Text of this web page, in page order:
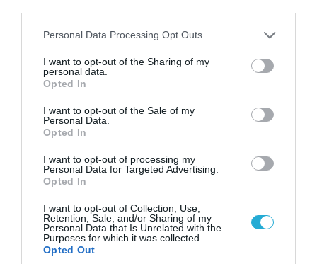
Please note that this website/app uses one or more Google
not limited to your visit or usage behaviour. You may click to
grant or deny consent to Google and its third-party tags to
use your data for below specified purposes in below Google
consent section.
Personal Data Processing Opt Outs
I want to opt-out of the Sharing of my
personal data.
Opted In
I want to opt-out of the Sale of my
Personal Data.
Opted In
I want to opt-out of processing my
Personal Data for Targeted Advertising.
Opted In
I want to opt-out of Collection, Use,
Retention, Sale, and/or Sharing of my
Personal Data that Is Unrelated with the
Purposes for which it was collected.
Opted Out
Ο Γιάννης Αλαφούζος «τέλειωσε» τον
Κωνσταντίνο Ζούλα από τον ΣΚΑΪ – Ο λόγος της